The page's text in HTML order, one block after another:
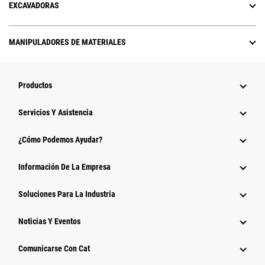
EXCAVADORAS
MANIPULADORES DE MATERIALES
Productos
Servicios Y Asistencia
¿Cómo Podemos Ayudar?
Información De La Empresa
Soluciones Para La Industria
Noticias Y Eventos
Comunicarse Con Cat